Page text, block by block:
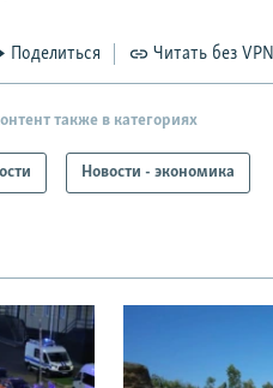
Поделиться Читать без VPN
также в категориях
Новости - экономика